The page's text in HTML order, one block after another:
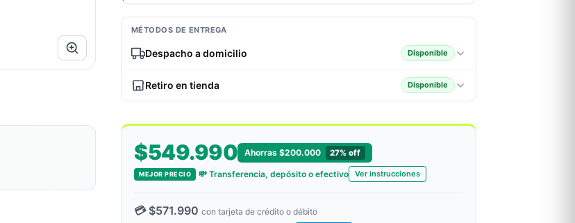
MÉTODOS DE ENTREGA
Despacho a domicilio Disponible
Retiro en tienda Disponible
$549.990 Ahorras $200.000 27% off
MEJOR PRECIO 💸 Transferencia, depósito o efectivo Ver instrucciones
💳 $571.990 con tarjeta de crédito o débito